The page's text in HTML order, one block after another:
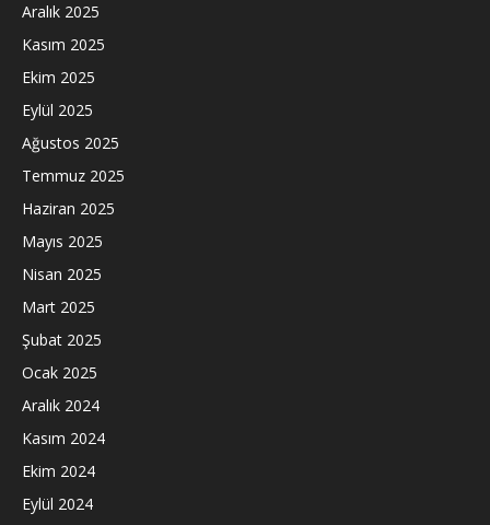
Aralık 2025
Kasım 2025
Ekim 2025
Eylül 2025
Ağustos 2025
Temmuz 2025
Haziran 2025
Mayıs 2025
Nisan 2025
Mart 2025
Şubat 2025
Ocak 2025
Aralık 2024
Kasım 2024
Ekim 2024
Eylül 2024